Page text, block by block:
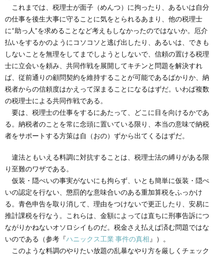
これまでは、税理士が面子（めんつ）に拘ったり、あるいは自分
の仕事を後生大事に守ることに気をとられるあまり、他の税理士
に“助っ人”を求めることなど考えもしなかったのではないか。厄介
払いをするかのようにコソコソと逃げ出したり、あるいは、できも
しないことを無理をしてまでしようとしないで、信頼の置ける税理
士に立会いを頼み、共同作戦を展開してキチンと問題を解決すれ
ば、従前通りの顧問契約を維持することが可能であるばかりか、納
税者からの信頼度はかえって深まることになるはずだ。いわば複数
の税理士による共同作戦である。
要は、税理士の仕事をするにあたって、どこに目を向けるかであ
る。納税者のことを常に念頭に置いている限り、本当の意味で納税
者をサポートする方策は自（おの）ずから出てくるはずだ。
違法ともいえる料調に対抗することは、税理士法の縛りがある限
り至難のワザである。
仮装・隠ぺいの事実がないにも拘らず、いとも簡単に仮装・隠ぺ
いの認定を行ない、懲罰的な意味合いのある重加算税をふっかけ
る。青色申告を取り消して、理由をつけないで更正したり、安易に
推計課税を行なう。これらは、金額によっては直ちに刑事告訴につ
ながりかねないオソロシイものだ。税金さえ払えば済む問題ではな
いのである（参考『ハニックス工業 事件の真相 』）。
このような料調のやりたい放題の乱暴なやり方を厳しくチェック